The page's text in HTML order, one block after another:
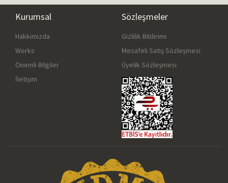
Kurumsal
Hakkımızda
Works
Önemli Bilgiler
İletişim
Sözleşmeler
Gizlilik Bildirimi
Mesafeli Satış Sözleşmesi
Üyelik Sözleşmesi